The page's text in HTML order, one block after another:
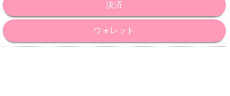
決済
ウォレット